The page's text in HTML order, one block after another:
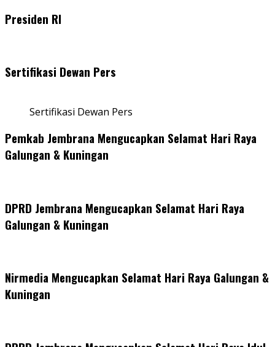
Presiden RI
Sertifikasi Dewan Pers
Sertifikasi Dewan Pers
Pemkab Jembrana Mengucapkan Selamat Hari Raya
Galungan & Kuningan
DPRD Jembrana Mengucapkan Selamat Hari Raya
Galungan & Kuningan
Nirmedia Mengucapkan Selamat Hari Raya Galungan &
Kuningan